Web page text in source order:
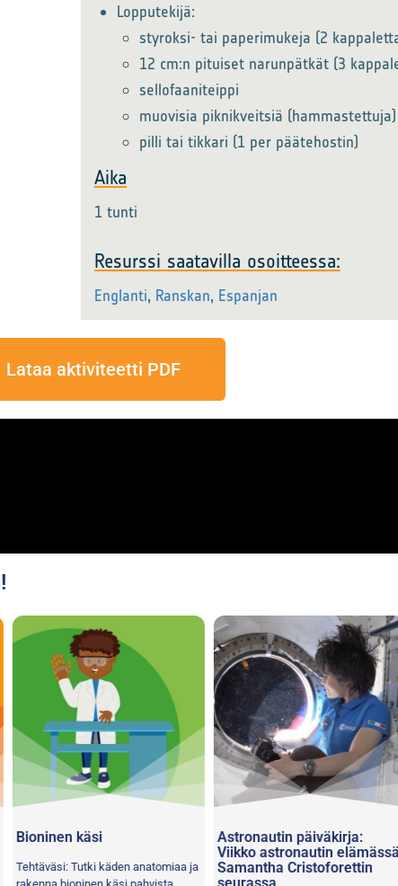
Lopputekijä:
styroksi- tai paperimukeja (2
12 cm:n pituiset narunpätkät (3
sellofaaniteippi
muovisia piknikveitsiä (hammastettuja)
pilli tai tikkari (1 per päätehostin)
Aika
1 tunti
Resurssi saatavilla osoitteessa:
Englanti, Ranskan, Espanjan
Lataa aktiviteetti PDF
Bioninen käsi
Tehtäväsi: Tutki käden anatomiaa ja
Astronautin päiväkirja:
Viikko astronautin elämässä
Samantha Cristoforettin